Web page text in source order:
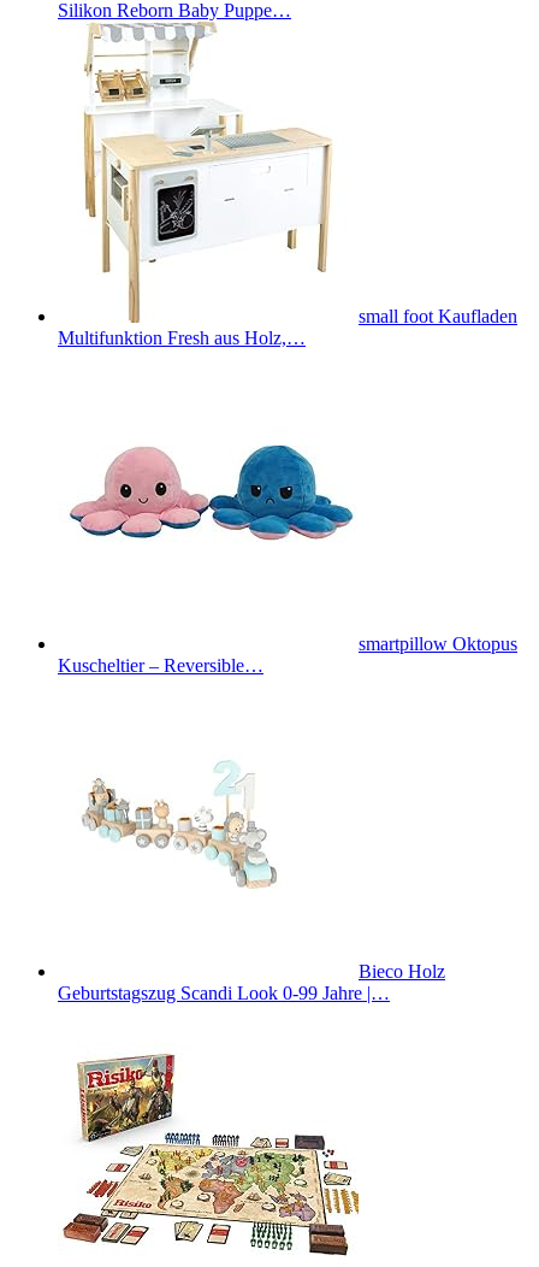
Silikon Reborn Baby Puppe…
small foot Kaufladen
Multifunktion Fresh aus Holz,…
smartpillow Oktopus
Kuscheltier – Reversible…
Bieco Holz
Geburtstagszug Scandi Look 0-99 Jahre |…